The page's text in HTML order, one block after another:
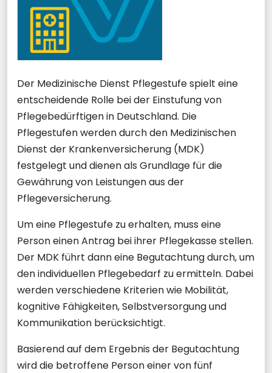
Der Medizinische Dienst Pflegestufe spielt eine
entscheidende Rolle bei der Einstufung von
Pflegebedürftigen in Deutschland. Die
Pflegestufen werden durch den Medizinischen
Dienst der Krankenversicherung (MDK)
festgelegt und dienen als Grundlage für die
Gewährung von Leistungen aus der
Pflegeversicherung.
Um eine Pflegestufe zu erhalten, muss eine
Person einen Antrag bei ihrer Pflegekasse stellen.
Der MDK führt dann eine Begutachtung durch, um
den individuellen Pflegebedarf zu ermitteln. Dabei
werden verschiedene Kriterien wie Mobilität,
kognitive Fähigkeiten, Selbstversorgung und
Kommunikation berücksichtigt.
Basierend auf dem Ergebnis der Begutachtung
wird die betroffene Person einer von fünf